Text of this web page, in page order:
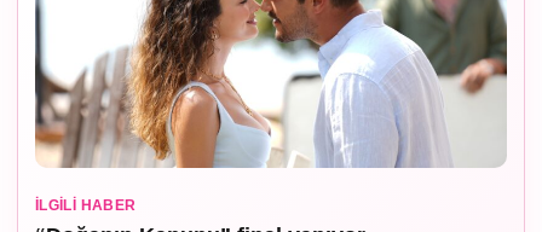
İLGILI HABER